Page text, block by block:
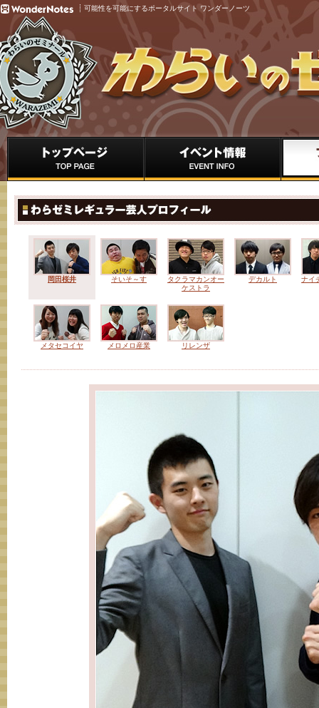
可能性を可能にするポータルサイト ワンダーノーツ
岡田桜井 そいそ～す
タクラマカンオー
ケストラ
デカルト ナイ
メタセコイヤ メロメロ産業 リレンザ